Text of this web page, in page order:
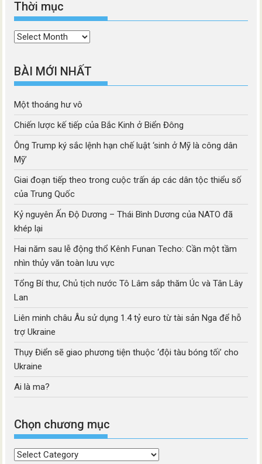
Thời mục
Thời
BÀI MỚI NHẤT
Một thoáng hư vô
Chiến lược kế tiếp của Bắc Kinh ở Biển Đông
Ông Trump ký sắc lệnh hạn chế luật ‘sinh ở Mỹ là công dân
Mỹ’
Giai đoạn tiếp theo trong cuộc trấn áp các dân tộc thiểu số
của Trung Quốc
Kỷ nguyên Ấn Độ Dương – Thái Bình Dương của NATO đã
khép lại
Hai năm sau lễ động thổ Kênh Funan Techo: Cần một tầm
nhìn thủy văn toàn lưu vực
Tổng Bí thư, Chủ tịch nước Tô Lâm sắp thăm Úc và Tân Lây
Lan
Liên minh châu Âu sử dụng 1.4 tỷ euro từ tài sản Nga để hỗ
trợ Ukraine
Thụy Điển sẽ giao phương tiện thuộc ‘đội tàu bóng tối’ cho
Ukraine
Ai là ma?
Chọn chương mục
Chọn